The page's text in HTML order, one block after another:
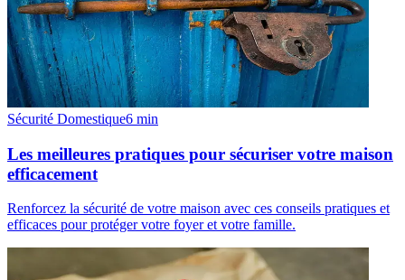
Sécurité Domestique6 min
Les meilleures pratiques pour sécuriser votre maison
efficacement
Renforcez la sécurité de votre maison avec ces conseils pratiques et
efficaces pour protéger votre foyer et votre famille.